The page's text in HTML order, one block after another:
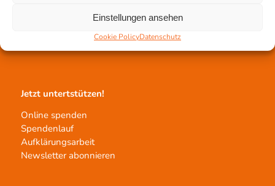
Einstellungen ansehen
Cookie PolicyDatenschutz
Gewebeprozessierung
Transplantatvermittlung
Transplantat bestellen
Jetzt untertstützen!
Online spenden
Spendenlauf
Aufklärungsarbeit
Newsletter abonnieren